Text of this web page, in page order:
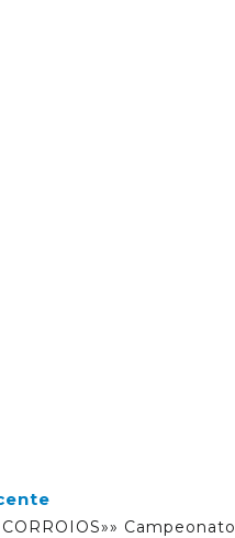
Campeonato